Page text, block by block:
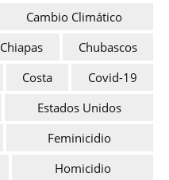
Cambio Climático
Chiapas
Chubascos
Costa
Covid-19
Estados Unidos
Feminicidio
Homicidio